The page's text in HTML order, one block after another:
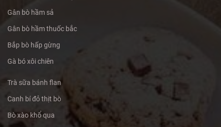
Gân bò hầm sả
Gân bò hầm thuốc bắc
Bắp bò hấp gừng
Gà bó xôi chiên
Trà sữa bánh flan
Canh bí đỏ thịt bò
Bò xào khổ qua